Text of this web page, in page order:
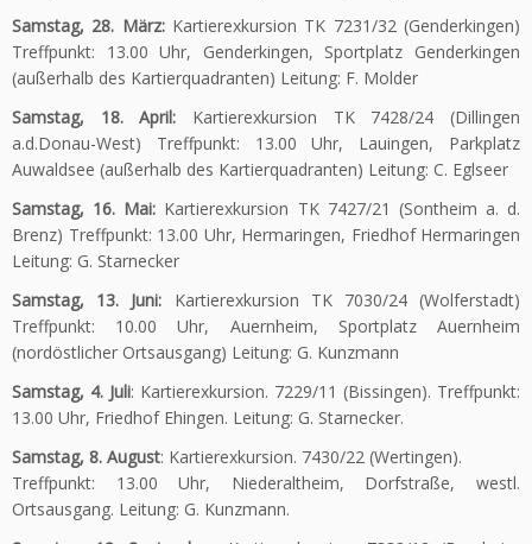
Samstag, 28. März:Kartierexkursion TK 7231/32 (Genderkingen)
Treffpunkt: 13.00 Uhr, Genderkingen, Sportplatz Genderkingen
(außerhalb des Kartierquadranten) Leitung: F. Molder
Samstag, 18. April: Kartierexkursion TK 7428/24 (Dillingen
a.d.Donau-West) Treffpunkt: 13.00 Uhr, Lauingen, Parkplatz
Auwaldsee (außerhalb des Kartierquadranten) Leitung: C. Eglseer
Samstag, 16. Mai: Kartierexkursion TK 7427/21 (Sontheim a. d.
Brenz) Treffpunkt: 13.00 Uhr, Hermaringen, Friedhof Hermaringen
Leitung: G. Starnecker
Samstag, 13. Juni: Kartierexkursion TK 7030/24 (Wolferstadt)
Treffpunkt: 10.00 Uhr, Auernheim, Sportplatz Auernheim
(nordöstlicher Ortsausgang) Leitung: G. Kunzmann
Samstag, 4. Juli: Kartierexkursion. 7229/11 (Bissingen). Treffpunkt:
13.00 Uhr, Friedhof Ehingen. Leitung: G. Starnecker.
Samstag, 8. August: Kartierexkursion. 7430/22 (Wertingen).
Treffpunkt: 13.00 Uhr, Niederaltheim, Dorfstraße, westl.
Ortsausgang. Leitung: G. Kunzmann.